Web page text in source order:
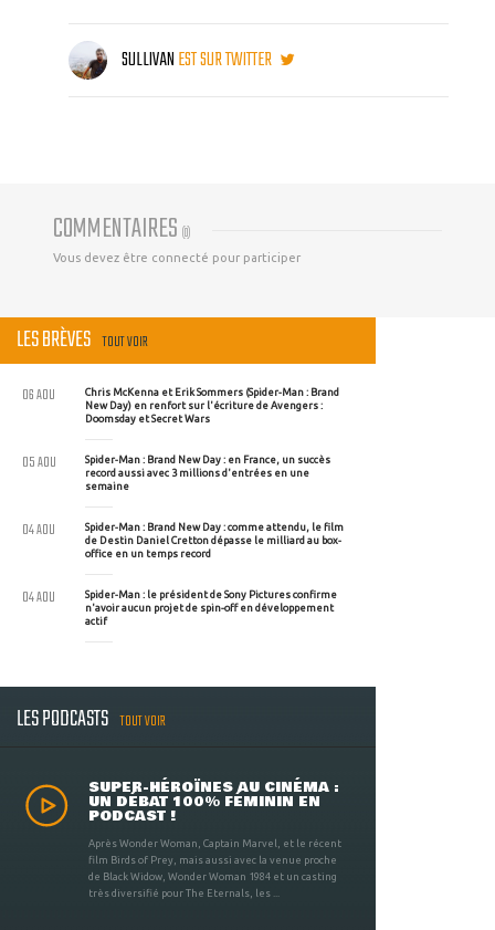
SULLIVANEST SUR TWITTER
COMMENTAIRES (0)
Vous devez être connecté pour participer
LES BRÈVES TOUT VOIR
Chris McKenna et Erik Sommers (Spider-Man : Brand
New Day) en renfort sur l'écriture de Avengers :
Doomsday et Secret Wars
06 AOU
Spider-Man : Brand New Day : en France, un succès
record aussi avec 3 millions d'entrées en une
semaine
05 AOU
Spider-Man : Brand New Day : comme attendu, le film
de Destin Daniel Cretton dépasse le milliard au box-
office en un temps record
04 AOU
Spider-Man : le président de Sony Pictures confirme
n'avoir aucun projet de spin-off en développement
actif
04 AOU
LES PODCASTS TOUT VOIR
SUPER-HÉROÏNES AU CINÉMA :
UN DÉBAT 100% FÉMININ EN
PODCAST !
Après Wonder Woman, Captain Marvel, et le récent
film Birds of Prey, mais aussi avec la venue proche
de Black Widow, Wonder Woman 1984 et un casting
très diversifié pour The Eternals, les ...